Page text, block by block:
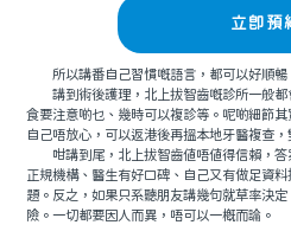
立即預
所以講番自己習慣嘅語言，都可以好順暢
講到術後護理，北上拔智齒嘅診所一般都
食要注意啲乜、幾時可以複診等。呢啲細節
自己唔放心，可以返港後再搵本地牙醫複查
咁講到尾，北上拔智齒值唔值得信賴，答
正規機構、醫生有好口碑、自己又有做足資
題。反之，如果只系聽朋友講幾句就草率決
險。一切都要因人而異，唔可以一概而論。